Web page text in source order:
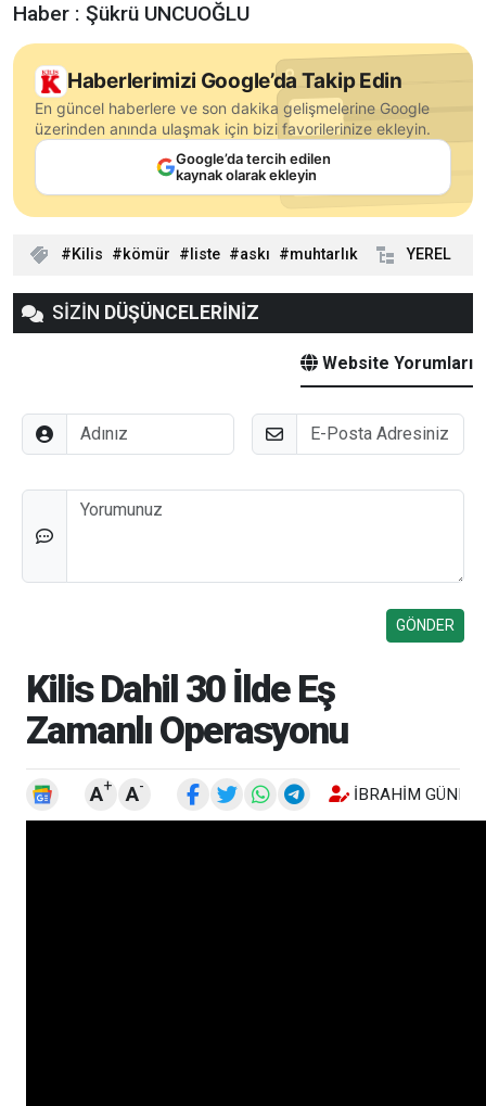
Haber : Şükrü UNCUOĞLU
Haberlerimizi Google’da Takip Edin
En güncel haberlere ve son dakika gelişmelerine Google
üzerinden anında ulaşmak için bizi favorilerinize ekleyin.
Google’da tercih edilen
kaynak olarak ekleyin
Kilis kömür liste askı muhtarlık YEREL
SİZİN DÜŞÜNCELERİNİZ
Website Yorumları
Adınız E-Posta
Düşünceleriniz
Kilis Dahil 30 İlde Eş
Zamanlı Operasyonu
A+ A- İBRAHIM GÜNEŞ